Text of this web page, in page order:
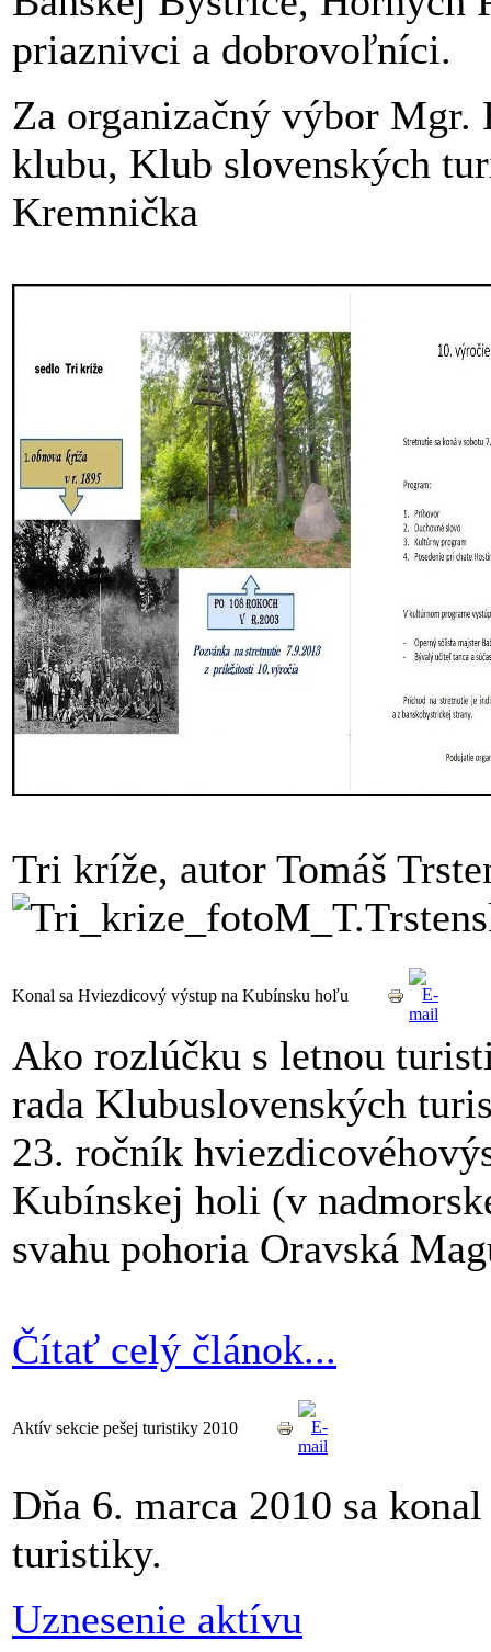
priaznivci a dobrovoľníci.
Za organizačný výbor Mgr.
klubu, Klub slovenských
Kremnička
Tri kríže, autor Tomáš
Konal sa Hviezdicový výstup na Kubínsku hoľu
Ako rozlúčku s letnou
rada Klubuslovenských
23. ročník
Kubínskej holi (v
svahu pohoria Oravská
Čítať celý článok...
Aktív sekcie pešej turistiky 2010
Dňa 6. marca 2010 sa
turistiky.
Uznesenie aktívu